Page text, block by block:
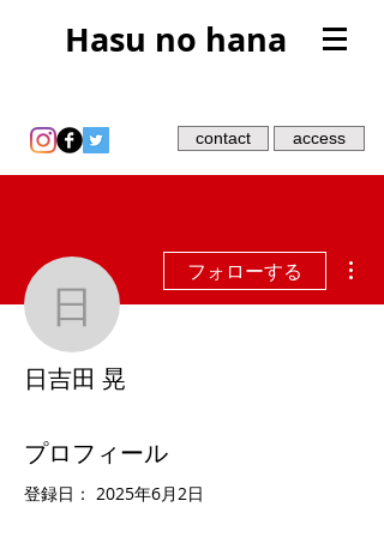
Hasu no hana
contact access
日吉田 晃
フォローする
日吉田 晃
プロフィール
登録日： 2025年6月2日